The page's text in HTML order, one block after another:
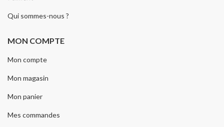
Qui sommes-nous ?
MON COMPTE
Mon compte
Mon magasin
Mon panier
Mes commandes